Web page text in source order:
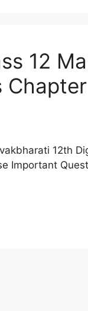
12
12th
Important